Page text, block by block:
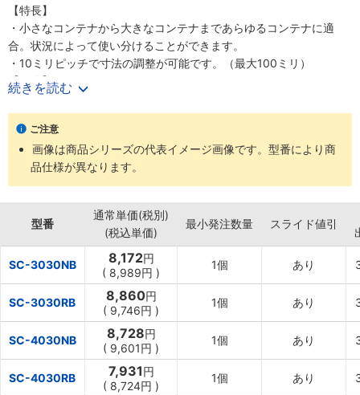
【特長】
・小さなコンテナから大きなコンテナまであらゆるコンテナに適
合。状況によって使い分けることができます。
・10ミリピッチで寸法の調整が可能です。（最大100ミリ）
【用途】
・荷物の運搬に最適
・均等積載荷重：200kg
続きを読む
ご注意
画像は商品シリーズの代表イメージ画像です。型番により商
品仕様が異なります。
型番
通常単価(税別)
(税込単価)
最小発注数量 スライド値引
SC-3030NB 8,172円
( 8,989円 )
1個 あり
SC-3030RB 8,860円
( 9,746円 )
1個 あり
SC-4030NB 8,728円
( 9,601円 )
1個 あり
SC-4030RB 7,931円
( 8,724円 )
1個 あり